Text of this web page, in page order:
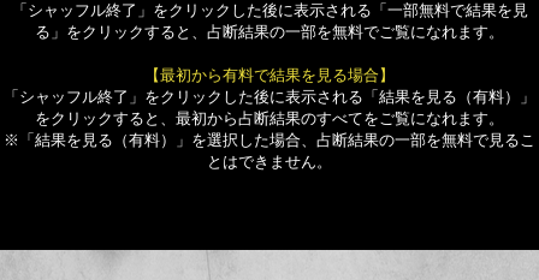
「シャッフル終了」をクリックした後に表示される「一部無料で結果を見
る」をクリックすると、占断結果の一部を無料でご覧になれます。
【最初から有料で結果を見る場合】
「シャッフル終了」をクリックした後に表示される「結果を見る（有料）」
をクリックすると、最初から占断結果のすべてをご覧になれます。
※「結果を見る（有料）」を選択した場合、占断結果の一部を無料で見るこ
とはできません。